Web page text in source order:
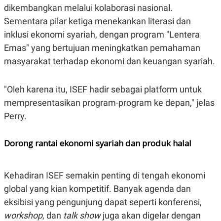
dikembangkan melalui kolaborasi nasional.
Sementara pilar ketiga menekankan literasi dan
inklusi ekonomi syariah, dengan program "Lentera
Emas" yang bertujuan meningkatkan pemahaman
masyarakat terhadap ekonomi dan keuangan syariah.
"Oleh karena itu, ISEF hadir sebagai platform untuk
mempresentasikan program-program ke depan," jelas
Perry.
Dorong rantai ekonomi syariah dan produk halal
Kehadiran ISEF semakin penting di tengah ekonomi
global yang kian kompetitif. Banyak agenda dan
eksibisi yang pengunjung dapat seperti konferensi,
workshop, dan talk showjuga akan digelar dengan